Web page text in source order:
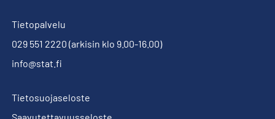
Tietopalvelu
029 551 2220 (arkisin klo 9.00-16.00)
info@stat.fi
Tietosuojaseloste